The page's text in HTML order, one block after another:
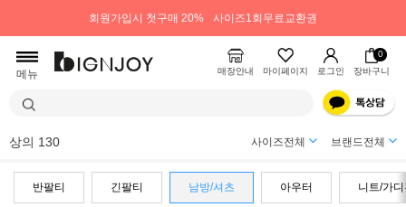
회원가입시 첫구매 20% 사이즈1회무료교환권
메뉴 매장안내 마이페이지 로그인
0
장바구니
상의 130 사이즈전체 브랜드전체
반팔티 긴팔티 남방/셔츠 아우터 니트/가